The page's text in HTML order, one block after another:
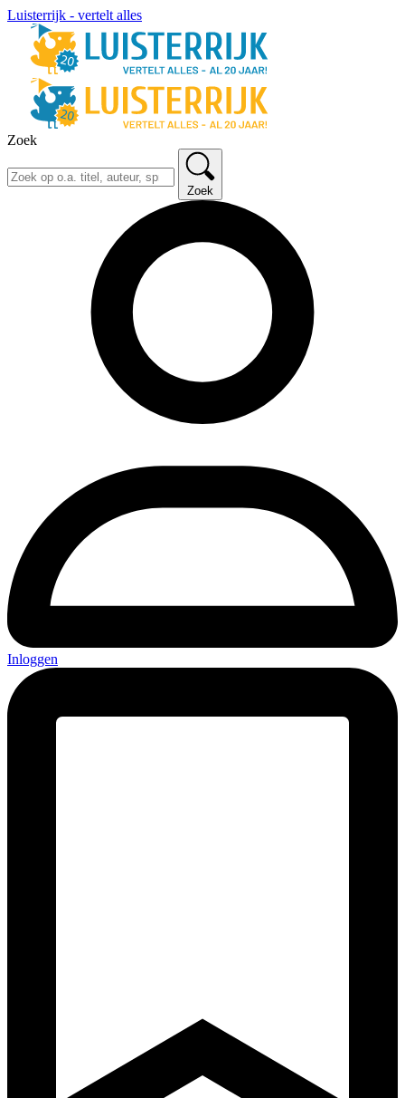
Luisterrijk - vertelt alles
Zoek
Zoek
Inloggen